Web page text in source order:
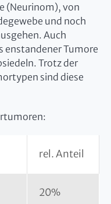
(Neurinom), von
und noch
Auch
enstandener Tumore
Trotz der
sind diese
rel. Anteil
20%